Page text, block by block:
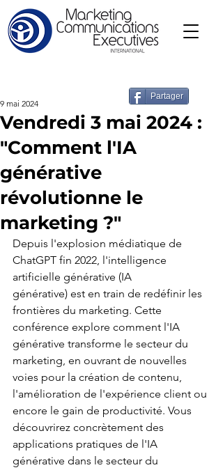
Vendredi 3 mai 2024 :
"Comment l'IA
générative
révolutionne le
marketing ?"
9 mai 2024
Depuis l'explosion médiatique de
ChatGPT fin 2022, l'intelligence
artificielle générative (IA
générative) est en train de redéfinir les
frontières du marketing. Cette
conférence explore comment l'IA
générative transforme le secteur du
marketing, en ouvrant de nouvelles
voies pour la création de contenu,
l'amélioration de l'expérience client ou
encore le gain de productivité. Vous
découvrirez concrètement des
applications pratiques de l'IA
générative dans le secteur du
Partager